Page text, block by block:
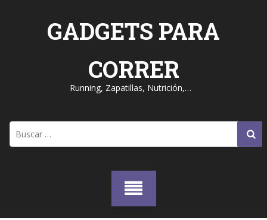
GADGETS PARA
CORRER
Running, Zapatillas, Nutrición,…